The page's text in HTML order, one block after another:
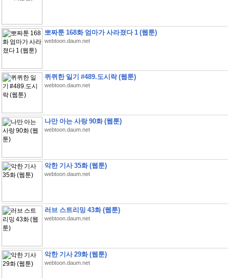
뽀짜툰 168화 엄마가 사라졌다 1 (웹툰)
webtoon.daum.net
퀴퀴한 일기 #489.도시락 (웹툰)
webtoon.daum.net
나만 아는 사랑 90화 (웹툰)
webtoon.daum.net
악한 기사 35화 (웹툰)
webtoon.daum.net
러브 스트리밍 43화 (웹툰)
webtoon.daum.net
악한 기사 29화 (웹툰)
webtoon.daum.net